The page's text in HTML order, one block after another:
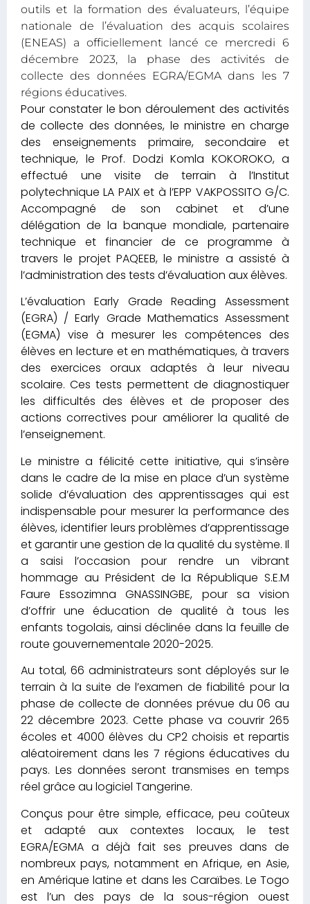
outils et la formation des évaluateurs, l’équipe
nationale de l’évaluation des acquis scolaires
(ENEAS) a officiellement lancé ce mercredi 6
décembre 2023, la phase des activités de
collecte des données EGRA/EGMA dans les 7
régions éducatives.
Pour constater le bon déroulement des activités
de collecte des données, le ministre en charge
des enseignements primaire, secondaire et
technique, le Prof. Dodzi Komla KOKOROKO, a
effectué une visite de terrain à l’Institut
polytechnique LA PAIX et à l’EPP VAKPOSSITO G/C.
Accompagné de son cabinet et d’une
délégation de la banque mondiale, partenaire
technique et financier de ce programme à
travers le projet PAQEEB, le ministre a assisté à
l’administration des tests d’évaluation aux élèves.
L’évaluation Early Grade Reading Assessment
(EGRA) / Early Grade Mathematics Assessment
(EGMA) vise à mesurer les compétences des
élèves en lecture et en mathématiques, à travers
des exercices oraux adaptés à leur niveau
scolaire. Ces tests permettent de diagnostiquer
les difficultés des élèves et de proposer des
actions correctives pour améliorer la qualité de
l’enseignement.
Le ministre a félicité cette initiative, qui s’insère
dans le cadre de la mise en place d’un système
solide d’évaluation des apprentissages qui est
indispensable pour mesurer la performance des
élèves, identifier leurs problèmes d’apprentissage
et garantir une gestion de la qualité du système. Il
a saisi l’occasion pour rendre un vibrant
hommage au Président de la République S.E.M
Faure Essozimna GNASSINGBE, pour sa vision
d’offrir une éducation de qualité à tous les
enfants togolais, ainsi déclinée dans la feuille de
route gouvernementale 2020-2025.
Au total, 66 administrateurs sont déployés sur le
terrain à la suite de l’examen de fiabilité pour la
phase de collecte de données prévue du 06 au
22 décembre 2023. Cette phase va couvrir 265
écoles et 4000 élèves du CP2 choisis et repartis
aléatoirement dans les 7 régions éducatives du
pays. Les données seront transmises en temps
réel grâce au logiciel Tangerine.
Conçus pour être simple, efficace, peu coûteux
et adapté aux contextes locaux, le test
EGRA/EGMA a déjà fait ses preuves dans de
nombreux pays, notamment en Afrique, en Asie,
en Amérique latine et dans les Caraïbes. Le Togo
est l’un des pays de la sous-région ouest